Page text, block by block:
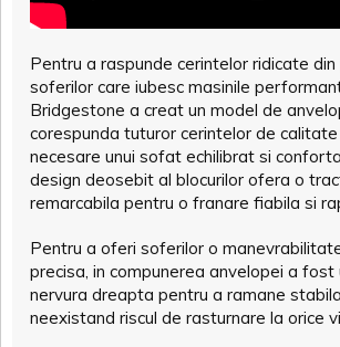
Pentru a raspunde cerintelor ridicate
soferilor care iubesc masinile
Bridgestone a creat un model de
corespunda tuturor cerintelor de
necesare unui sofat echilibrat si
design deosebit al blocurilor ofera o
remarcabila pentru o franare fiabila si
Pentru a oferi soferilor o
precisa, in compunerea anvelopei a
nervura dreapta pentru a ramane
neexistand riscul de rasturnare la orice